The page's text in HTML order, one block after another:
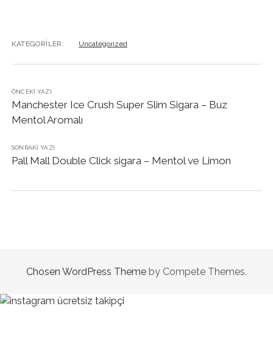
KATEGORILER: Uncategorized
ÖNCEKI YAZI
Manchester Ice Crush Super Slim Sigara – Buz
Mentol Aromalı
SONRAKI YAZI
Pall Mall Double Click sigara – Mentol ve Limon
Chosen WordPress Theme by Compete Themes.